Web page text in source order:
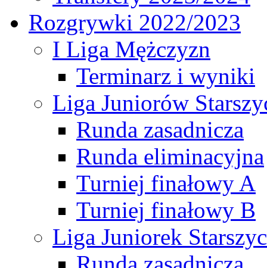
Rozgrywki 2022/2023
I Liga Mężczyzn
Terminarz i wyniki
Liga Juniorów
Runda zasadnicza
Runda eliminacyjna
Turniej finałowy A
Turniej finałowy B
Liga Juniorek